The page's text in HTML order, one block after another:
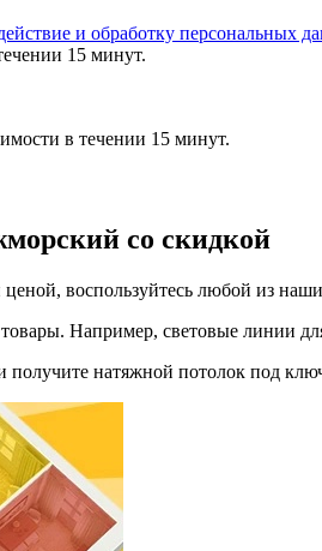
и обработку персональных
15 минут.
в течении 15 минут.
со скидкой
воспользуйтесь любой из
Например, световые линии
получите натяжной потолок под